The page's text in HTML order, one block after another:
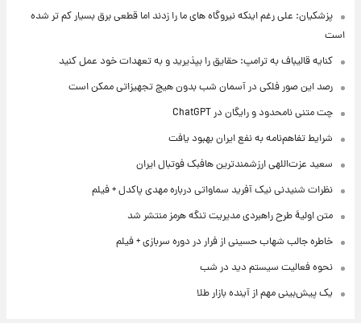
پزشکیان: علی رغم اینکه نیروگاه های ما را زدند اما قطعی برق بسیار کم تر شده
است
کنایه قالیباف به ترامپ: حقایق را بپذیرید و به تعهدات خود عمل کنید
رصد این صور فلکی در آسمان شب بدون هیچ تجهیزاتی ممکن است
چت متنی نامحدود و رایگان در ChatGPT
شرایط تفاهم‌نامه به نفع ایران بهبود یافت
سعید عزت‌اللهی ارزشمندترین هافبک فوتبال ایران
نظرات شنیدنی نیک آفرید سماواتی درباره مهدی پاکدل + فیلم
متن اولیۀ طرح راهبردی مدیریت تنگه هرمز منتشر شد
خاطره جالب شهاب حسینی از فرار در دوره سربازی + فیلم
نحوه فعالیت سیستم دید در شب
یک پیش‌بینی مهم از آینده بازار طلا